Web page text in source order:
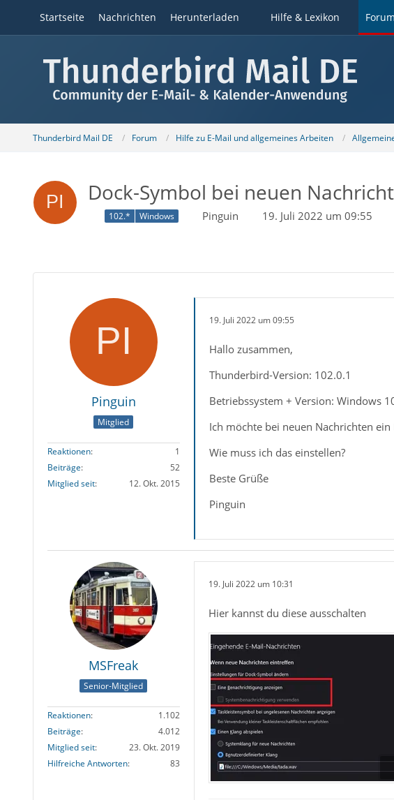
Startseite Nachrichten Herunterladen Hilfe & Lexikon Forum
Thunderbird Mail DE Forum Hilfe zu E-Mail und allgemeines Arbeiten
Dock-Symbol bei neuen
102.* Windows Pinguin 19. Juli 2022 um 09:55
Pinguin
Mitglied
Reaktionen
1
Beiträge
52
Mitglied seit
12. Okt. 2015
19. Juli 2022 um 09:55
Hallo zusammen,
Thunderbird-Version: 102.0.1
Betriebssystem + Version: Windows
Ich möchte bei neuen Nachrichten
Wie muss ich das einstellen?
Beste Grüße
Pinguin
MSFreak
Senior-Mitglied
Reaktionen
1.102
Beiträge
4.012
Mitglied seit
23. Okt. 2019
Hilfreiche Antworten
83
19. Juli 2022 um 10:31
Hier kannst du diese ausschalten